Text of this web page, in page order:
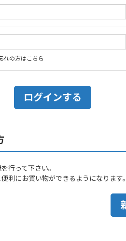
れの方はこちら
行って下さい。
利にお買い物ができるようになります。